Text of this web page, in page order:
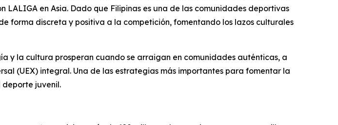
en Asia. Dado que Filipinas es una de las comunidades deportivas
forma discreta y positiva a la competición, fomentando los lazos culturales
y la cultura prosperan cuando se arraigan en comunidades auténticas, a
(UEX) integral. Una de las estrategias más importantes para fomentar la
deporte juvenil.